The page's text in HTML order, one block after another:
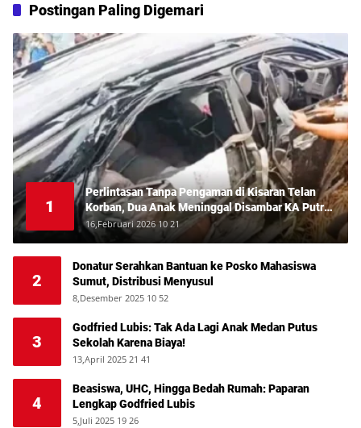
Postingan Paling Digemari
1
Perlintasan Tanpa Pengaman di Kisaran Telan
Korban, Dua Anak Meninggal Disambar KA Putri
Deli
16,Februari 2026 10 21
2
Donatur Serahkan Bantuan ke Posko Mahasiswa
Sumut, Distribusi Menyusul
8,Desember 2025 10 52
3
Godfried Lubis: Tak Ada Lagi Anak Medan Putus
Sekolah Karena Biaya!
13,April 2025 21 41
4
Beasiswa, UHC, Hingga Bedah Rumah: Paparan
Lengkap Godfried Lubis
5,Juli 2025 19 26